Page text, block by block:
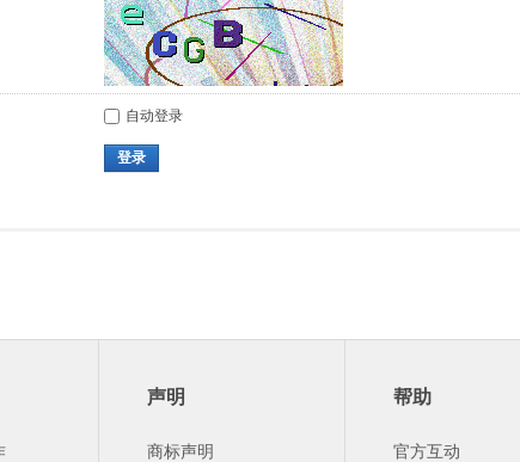
自动登录
登录
声明
商标声明
帮助
官方互动